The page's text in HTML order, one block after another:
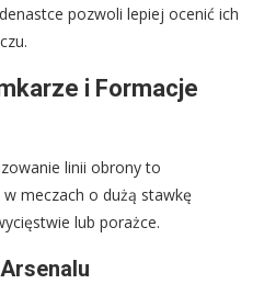
pozwoli lepiej ocenić ich
i Formacje
linii obrony to
meczach o dużą stawkę
lub porażce.